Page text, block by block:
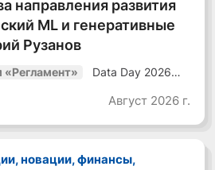
направления развития
ML и генеративные
Рузанов
«Регламент»
Data Day 2026
Как сохранять
уверенный курс
среде»
Август 2026 г.